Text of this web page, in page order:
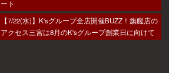
ート
【7/22(水)】K'sグループ全店開催BUZZ！旗艦店の
アクセス三宮は8月のK'sグループ創業日に向けて